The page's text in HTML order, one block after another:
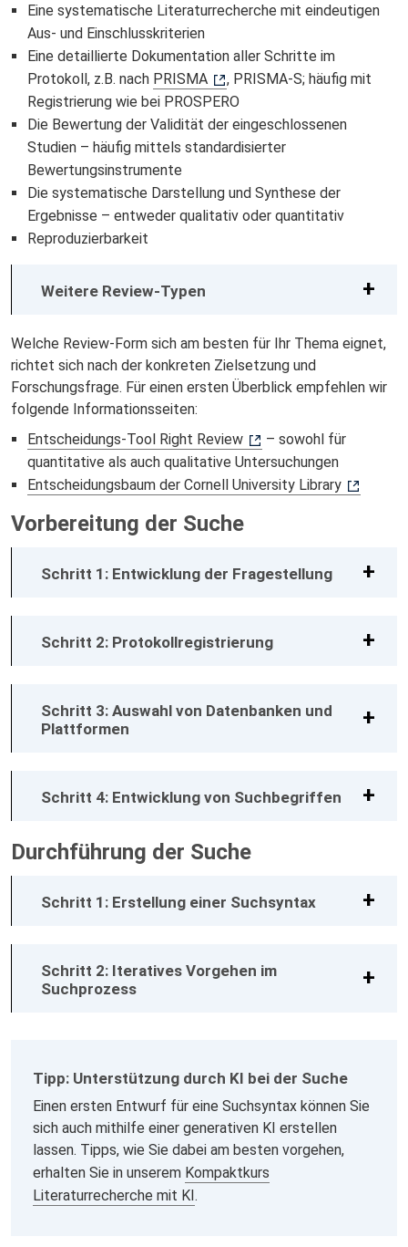
Eine systematische Literaturrecherche mit eindeutigen
Aus- und Einschlusskriterien
Eine detaillierte Dokumentation aller Schritte im
Protokoll, z.B. nach PRISMA
, PRISMA-S; häufig mit
Registrierung wie bei PROSPERO
Die Bewertung der Validität der eingeschlossenen
Studien – häufig mittels standardisierter
Bewertungsinstrumente
Die systematische Darstellung und Synthese der
Ergebnisse – entweder qualitativ oder quantitativ
Reproduzierbarkeit
Weitere Review-Typen
Welche Review-Form sich am besten für Ihr Thema eignet,
richtet sich nach der konkreten Zielsetzung und
Forschungsfrage. Für einen ersten Überblick empfehlen wir
folgende Informationsseiten:
Entscheidungs-Tool Right Review
– sowohl für
quantitative als auch qualitative Untersuchungen
Entscheidungsbaum der Cornell University Library
Vorbereitung der Suche
Schritt 1: Entwicklung der Fragestellung
Schritt 2: Protokollregistrierung
Schritt 3: Auswahl von Datenbanken und
Plattformen
Schritt 4: Entwicklung von Suchbegriffen
Durchführung der Suche
Schritt 1: Erstellung einer Suchsyntax
Schritt 2: Iteratives Vorgehen im
Suchprozess
Tipp: Unterstützung durch KI bei der Suche
Einen ersten Entwurf für eine Suchsyntax können Sie
sich auch mithilfe einer generativen KI erstellen
lassen. Tipps, wie Sie dabei am besten vorgehen,
erhalten Sie in unserem Kompaktkurs
Literaturrecherche mit KI.